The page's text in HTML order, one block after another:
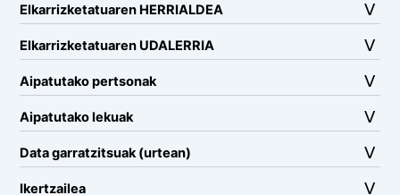
Elkarrizketatuaren HERRIALDEA
Elkarrizketatuaren UDALERRIA
Aipatutako pertsonak
Aipatutako lekuak
Data garratzitsuak (urtean)
Ikertzailea